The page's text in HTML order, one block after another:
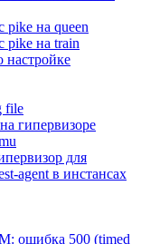
pike на queen
pike на train
настройке
file
гипервизоре
для
agent в инстансах
ошибка 500 (timed